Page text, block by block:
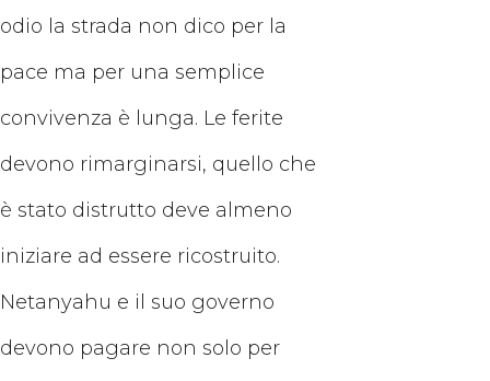
odio la strada non dico per la
pace ma per una semplice
convivenza è lunga. Le ferite
devono rimarginarsi, quello che
è stato distrutto deve almeno
iniziare ad essere ricostruito.
Netanyahu e il suo governo
devono pagare non solo per